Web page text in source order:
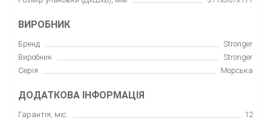
ВИРОБНИК
Бренд
Stronger
Виробник
Stronger
Серія
Морська
ДОДАТКОВА ІНФОРМАЦІЯ
Гарантія, міс. 12